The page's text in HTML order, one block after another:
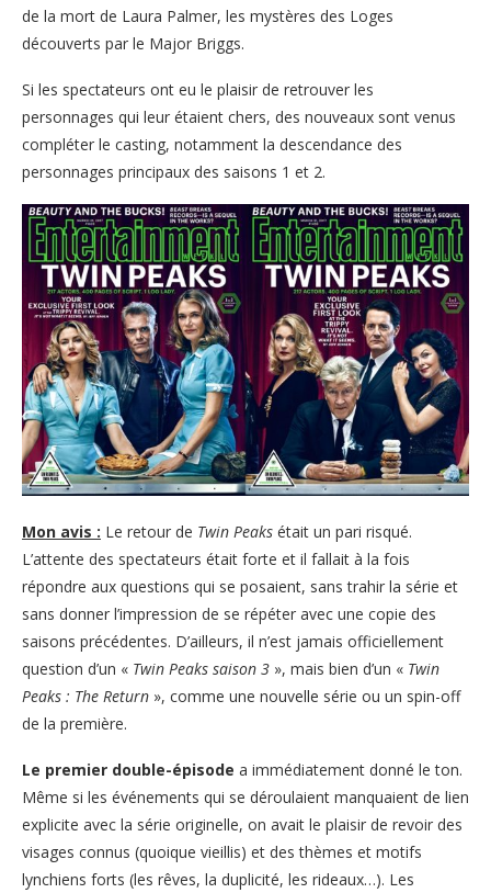
de la mort de Laura Palmer, les mystères des Loges
découverts par le Major Briggs.
Si les spectateurs ont eu le plaisir de retrouver les
personnages qui leur étaient chers, des nouveaux sont venus
compléter le casting, notamment la descendance des
personnages principaux des saisons 1 et 2.
Mon avis : Le retour de Twin Peaks était un pari risqué.
L’attente des spectateurs était forte et il fallait à la fois
répondre aux questions qui se posaient, sans trahir la série et
sans donner l’impression de se répéter avec une copie des
saisons précédentes. D’ailleurs, il n’est jamais officiellement
question d’un « Twin Peaks saison 3 », mais bien d’un « Twin
Peaks : The Return », comme une nouvelle série ou un spin-off
de la première.
Le premier double-épisode a immédiatement donné le ton.
Même si les événements qui se déroulaient manquaient de lien
explicite avec la série originelle, on avait le plaisir de revoir des
visages connus (quoique vieillis) et des thèmes et motifs
lynchiens forts (les rêves, la duplicité, les rideaux…). Les